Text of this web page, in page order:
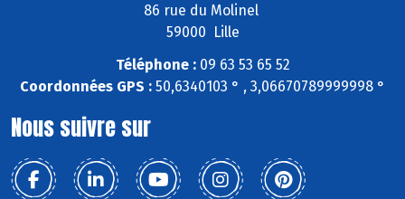
86 rue du Molinel
59000 Lille
Téléphone :09 63 53 65 52
Coordonnées GPS : 50,6340103 ° , 3,06670789999998 °
Nous suivre sur